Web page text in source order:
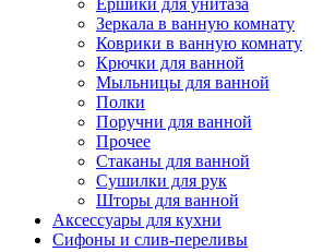
Ёршики для унитаза
Зеркала в ванную комнату
Коврики в ванную комнату
Крючки для ванной
Мыльницы для ванной
Полки
Поручни для ванной
Прочее
Стаканы для ванной
Сушилки для рук
Шторы для ванной
Аксессуары для кухни
Сифоны и слив-переливы